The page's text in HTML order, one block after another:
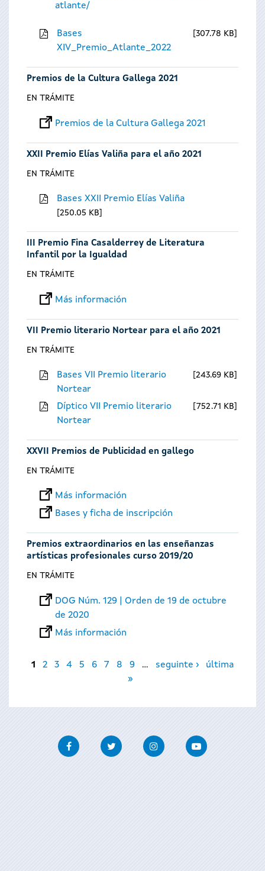
atlante/
Bases
XIV_Premio_Atlante_2022
307.78 KB
Premios de la Cultura Gallega 2021
EN TRÁMITE
Premios de la Cultura Gallega 2021
XXII Premio Elías Valiña para el año 2021
EN TRÁMITE
Bases XXII Premio Elías Valiña
250.05 KB
III Premio Fina Casalderrey de Literatura
Infantil por la Igualdad
EN TRÁMITE
Más información
VII Premio literario Nortear para el año 2021
EN TRÁMITE
Bases VII Premio literario
Nortear
243.69 KB
Díptico VII Premio literario
Nortear
752.71 KB
XXVII Premios de Publicidad en gallego
EN TRÁMITE
Más información
Bases y ficha de inscripción
Premios extraordinarios en las enseñanzas
artísticas profesionales curso 2019/20
EN TRÁMITE
DOG Núm. 129 | Orden de 19 de octubre
de 2020
Más información
Páginas
1 2 3 4 5 6 7 8 9 … seguinte ›
última
»
FacebookTwitter InstagramYoutube